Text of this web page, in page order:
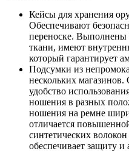
Кейсы для хранения
Обеспечивают
переноске. Выполнены
ткани, имеют
который гарантирует
Подсумки из
нескольких
удобство
ношения в разных
ношения на ремне
отличается
синтетических
обеспечивает защиту